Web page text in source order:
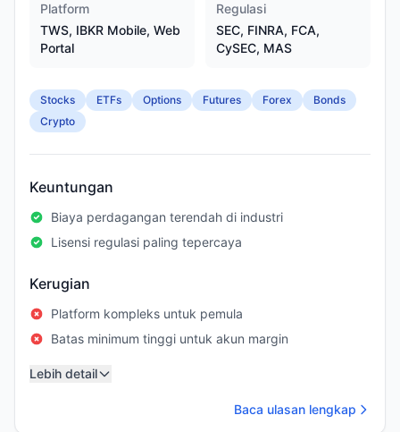
Platform
TWS, IBKR Mobile, Web
Portal
Regulasi
SEC, FINRA, FCA,
CySEC, MAS
Stocks ETFs Options Futures Forex
Bonds
Crypto
Keuntungan
Biaya perdagangan terendah di industri
Lisensi regulasi paling tepercaya
Kerugian
Platform kompleks untuk pemula
Batas minimum tinggi untuk akun margin
Lebih detail
Baca ulasan lengkap